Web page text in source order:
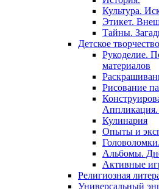
Культура.
Этикет.
Тайны.
Детское
Рукоделие.
материалов
Рисование
Кулинария
Опыты и
Альбомы.
Активные
Религиозная
Универсальный